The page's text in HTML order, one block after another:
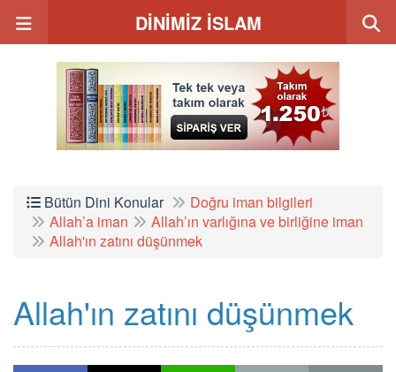
DİNİMİZ İSLAM
Bütün Dini Konular
Doğru iman bilgileri
Allah’a iman
Allah’ın varlığına ve birliğine iman
Allah'ın zatını düşünmek
Allah'ın zatını düşünmek